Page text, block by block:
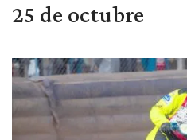
25 de octubre